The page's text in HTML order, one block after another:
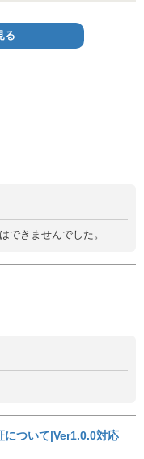
る
できませんでした。
について|Ver1.0.0対応